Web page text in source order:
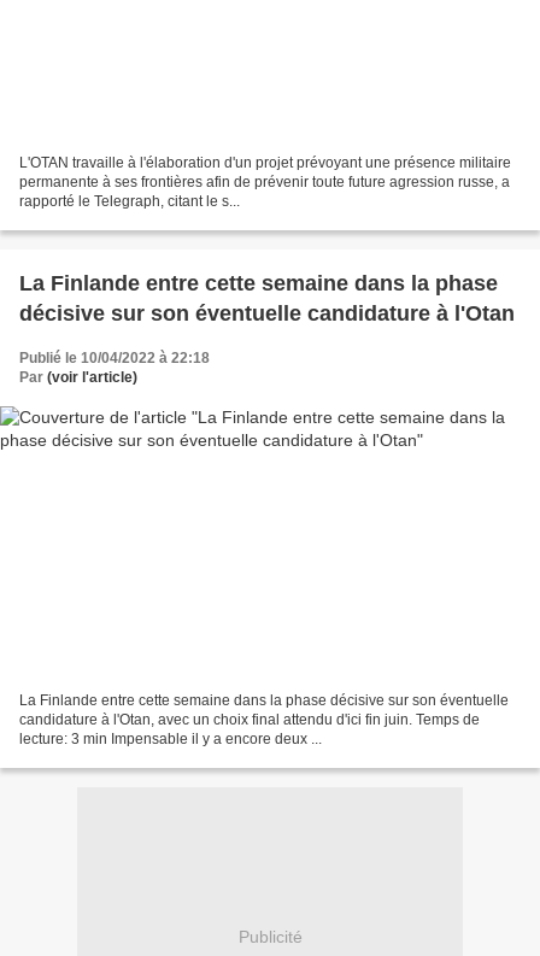
L'OTAN travaille à l'élaboration d'un projet prévoyant une présence militaire
permanente à ses frontières afin de prévenir toute future agression russe, a
rapporté le Telegraph, citant le s...
La Finlande entre cette semaine dans la phase
décisive sur son éventuelle candidature à l'Otan
Publié le 10/04/2022 à 22:18
Par (voir l'article)
La Finlande entre cette semaine dans la phase décisive sur son éventuelle
candidature à l'Otan, avec un choix final attendu d'ici fin juin. Temps de
lecture: 3 min Impensable il y a encore deux ...
Publicité